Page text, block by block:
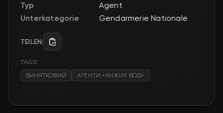
Typ
Agent
Unterkategorie
Gendarmerie Nationale
TEILEN:
TAGS:
ВИНЯТКОВИЙ
АГЕНТИ «ХИЖИХ ВОД»